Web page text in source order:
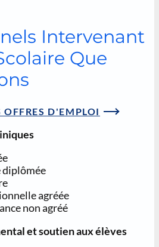
Intervenant
Que
OFFRES D'EMPLOI
agréée
non agréé
et soutien aux élèves